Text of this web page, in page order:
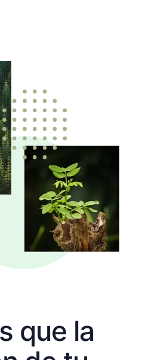
que la